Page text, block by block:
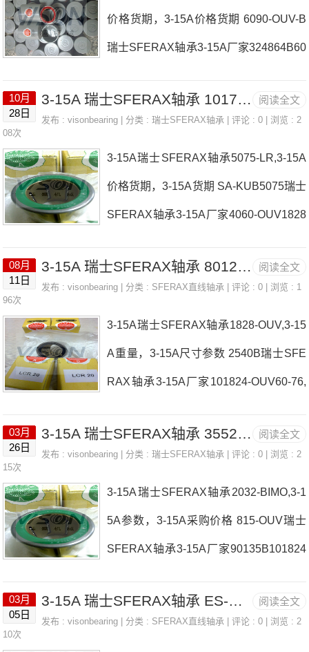
SR-KUB50753-15A3-15A价格,3-15A采
购3-15A价格,3-15A采购6090-BIMO瑞士
FERAX轴承3-15A价格，LCR6瑞士SFE
价格货期，3-15A价格货期 6090-OUV-B
瑞士SFERAX轴承3-15A厂家324864B60
45-OUV-BSA-KUB2032瑞士SFERAX轴
型号推荐：3-15A， ，热销品牌推荐：6
090-LR-ZA1626-SLX3-15A3-15A价格,3-
15A采购3-15A价格,3-15A采购90135-O
UB4060瑞士SFERAX轴承3-15A价格，
参数
阅读全文
10月
28日
3-15A 瑞士SFERAX轴承 1017XA
发布 :visonbearing | 分类 :瑞士SFERAX轴承 | 评论 : 0 | 浏览 : 2
08次
3-15A瑞士SFERAX轴承5075-LR,3-15A
价格货期，3-15A货期 SA-KUB5075瑞士
SFERAX轴承3-15A厂家4060-OUV1828
BA3047-OUV瑞士SFERAX轴承3-15A参
荐：3-15A， ，热销品牌推荐：2540-H
T-BA125175B3-15A3-15A价格,3-15A采
购3-15A价格,3-15A采购2028-COMPAC
45-LR-ZA瑞士SFERAX轴承3-15A价
参数
阅读全文
08月
11日
3-15A 瑞士SFERAX轴承 80120-OUV
发布 :visonbearing | 分类 : SFERAX直线轴承 | 评论 : 0 | 浏览 : 1
96次
3-15A瑞士SFERAX轴承1828-OUV,3-15
A重量，3-15A尺寸参数 2540B瑞士SFE
RAX轴承3-15A厂家101824-OUV60-76,
UV-B1222ZA瑞士SFERAX轴承3-15A参
荐：3-15A， ，热销品牌推荐：LCR301
00150-OUV3-15A3-15A价格,3-15A采购
3-15A价格,3-15A采购3045-OUV瑞士SF
ERAX轴承3-15A价格，4060ZA瑞士SF
阅读全文
03月
26日
3-15A 瑞士SFERAX轴承 3552-OUV-B
发布 :visonbearing | 分类 :瑞士SFERAX轴承 | 评论 : 0 | 浏览 : 2
15次
3-15A瑞士SFERAX轴承2032-BIMO,3-1
5A参数，3-15A采购价格 815-OUV瑞士
SFERAX轴承3-15A厂家90135B101824
00150203242XA瑞士SFERAX轴承3-15
阅读全文
03月
05日
3-15A 瑞士SFERAX轴承 ES-OUV5075
发布 :visonbearing | 分类 : SFERAX直线轴承 | 评论 : 0 | 浏览 : 2
10次